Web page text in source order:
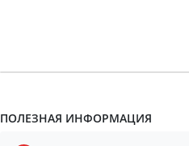
ПОЛЕЗНАЯ ИНФОРМАЦИЯ